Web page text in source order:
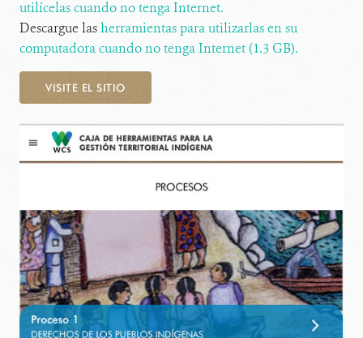
utilícelas cuando no tenga Internet.
Descargue lasherramientas para utilizarlas en su
computadora cuando no tenga Internet (1.3 GB).
VISITE EL SITIO